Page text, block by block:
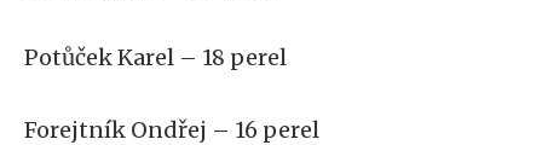
Potůček Karel – 18 perel
Forejtník Ondřej – 16 perel